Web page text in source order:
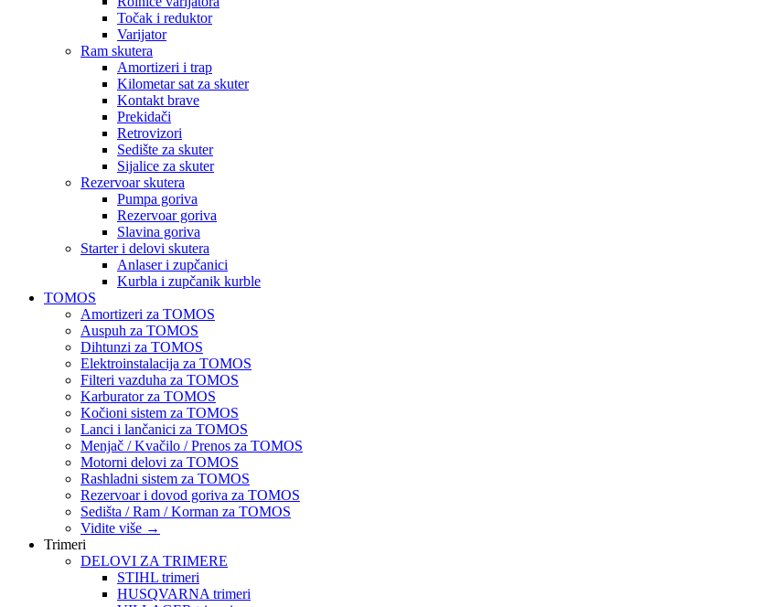
Točak i reduktor
Varijator
Ram skutera
Amortizeri i trap
Kilometar sat za skuter
Kontakt brave
Prekidači
Retrovizori
Sedište za skuter
Sijalice za skuter
Rezervoar skutera
Pumpa goriva
Rezervoar goriva
Slavina goriva
Starter i delovi skutera
Anlaser i zupčanici
Kurbla i zupčanik kurble
TOMOS
Amortizeri za TOMOS
Auspuh za TOMOS
Dihtunzi za TOMOS
Elektroinstalacija za TOMOS
Filteri vazduha za TOMOS
Karburator za TOMOS
Kočioni sistem za TOMOS
Lanci i lančanici za TOMOS
Menjač / Kvačilo / Prenos za TOMOS
Motorni delovi za TOMOS
Rashladni sistem za TOMOS
Rezervoar i dovod goriva za TOMOS
Sedišta / Ram / Korman za TOMOS
Vidite više →
Trimeri
DELOVI ZA TRIMERE
STIHL trimeri
HUSQVARNA trimeri